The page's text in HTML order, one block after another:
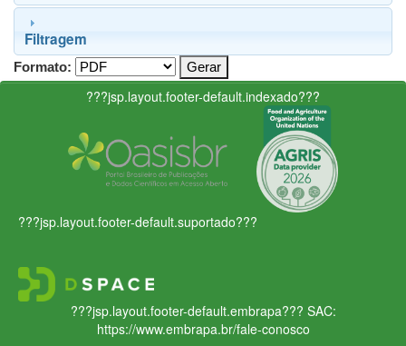
Filtragem
Formato:
???jsp.layout.footer-default.indexado???
???jsp.layout.footer-default.suportado???
???jsp.layout.footer-default.embrapa??? SAC:
https://www.embrapa.br/fale-conosco